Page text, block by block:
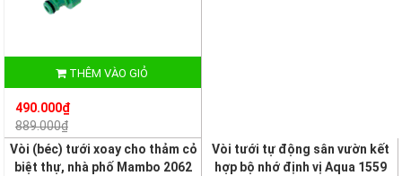
THÊM VÀO GIỎ
490.000₫
889.000₫
Vòi (béc) tưới xoay cho thảm cỏ
biệt thự, nhà phố Mambo 2062
Vòi tưới tự động sân vườn kết
hợp bộ nhớ định vị Aqua 1559